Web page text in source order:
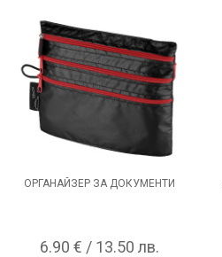
ОРГАНАЙЗЕР ЗА ДОКУМЕНТИ
6.90 € / 13.50 лв.